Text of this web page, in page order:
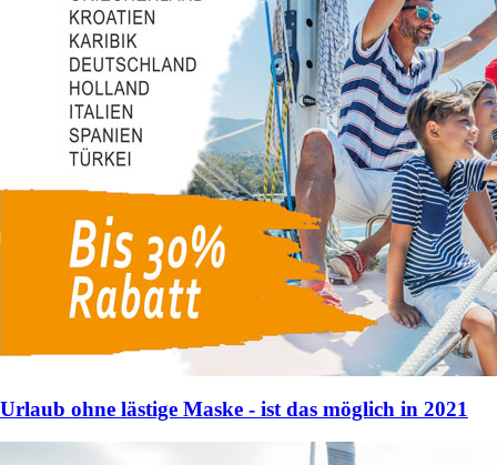
Urlaub ohne lästige Maske - ist das möglich in 2021